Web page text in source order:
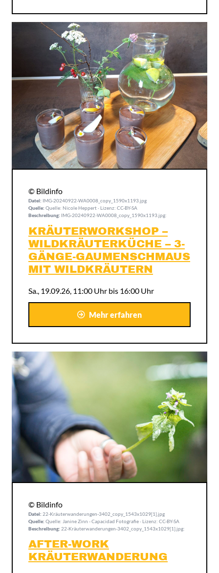
© Bildinfo
Datei: IMG-20240922-WA0008_copy_1590x1193.jpg
Quelle: Quelle: Nicole Heppert · Lizenz: CC-BY-SA
Beschreibung: IMG-20240922-WA0008_copy_1590x1193.jpg:
KRÄUTERWORKSHOP –
WILDKRÄUTERKÜCHE – 3-
GÄNGE-GAUMENSCHMAUS
MIT WILDKRÄUTERN
Sa., 19.09.26, 11:00 Uhr bis 16:00 Uhr
Mehr erfahren
© Bildinfo
Datei: 22-Kräuterwanderungen-3402_copy_1543x1029[1].jpg
Quelle: Quelle: Janine Zinn - Capacidad Fotografie · Lizenz: CC-BY-SA
Beschreibung: 22-Kräuterwanderungen-3402_copy_1543x1029[1].jpg:
AFTER-WORK
KRÄUTERWANDERUNG